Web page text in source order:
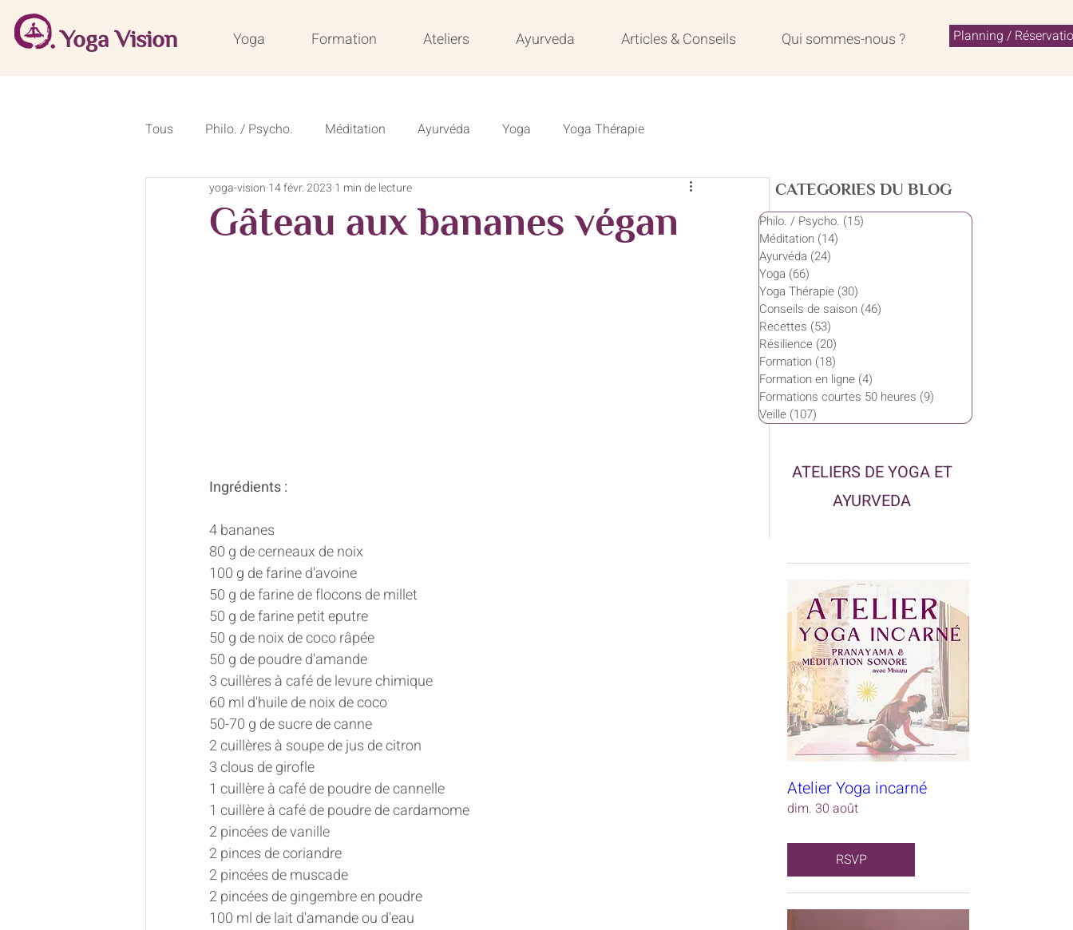
Yoga Vision Yoga Formation Ateliers Ayurveda Articles & Conseils Qui sommes-nous ? Planning /
Tous Philo. / Psycho. Méditation Ayurvéda Yoga Yoga Thérapie
Conseils de saison Recettes Résilience
Gâteau aux bananes végan
yoga-vision 14 févr. 2023 1 min de lecture
Ingrédients :
4 bananes
80 g de cerneaux de noix
100 g de farine d'avoine
50 g de farine de flocons de millet
50 g de farine petit eputre
50 g de noix de coco râpée
50 g de poudre d'amande
3 cuillères à café de levure chimique
60 ml d'huile de noix de coco
50-70 g de sucre de canne
2 cuillères à soupe de jus de citron
3 clous de girofle
1 cuillère à café de poudre de cannelle
1 cuillère à café de poudre de cardamome
2 pincées de vanille
2 pinces de coriandre
2 pincées de muscade
2 pincées de gingembre en poudre
100 ml de lait d'amande ou d'eau
CATEGORIES DU BLOG
Philo. / Psycho. (15)
Méditation (14)
Ayurvéda (24)
Yoga (66)
Yoga Thérapie (30)
Conseils de saison (46)
Recettes (53)
Résilience (20)
Formation (18)
Formation en ligne (4)
Formations courtes 50 heures (9)
Veille (107)
Atelier Yoga incarné
dim. 30 août
RSVP
ATELIERS DE YOGA ET
AYURVEDA